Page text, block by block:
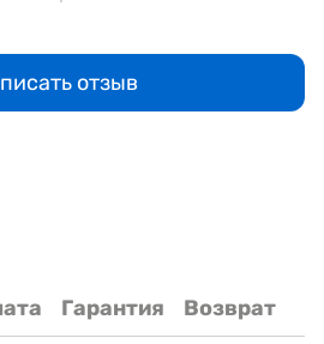
отзыв
Гарантия Возврат